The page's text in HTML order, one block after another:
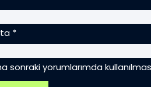
*
sonraki yorumlarımda